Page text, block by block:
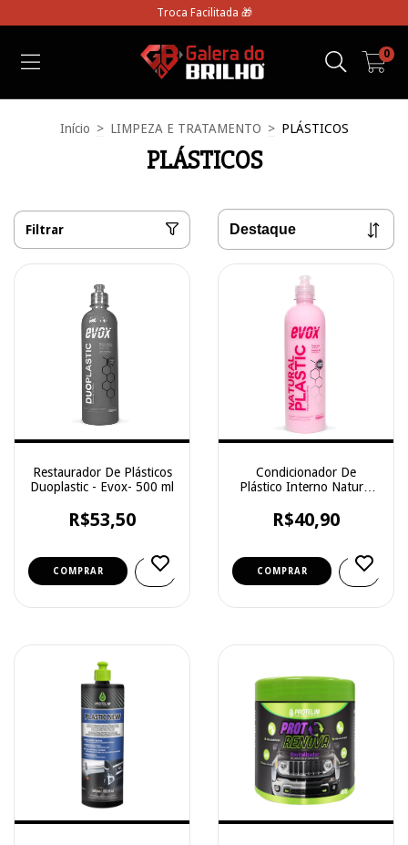
Troca Facilitada 🎁
0
Início > LIMPEZA E TRATAMENTO > PLÁSTICOS
PLÁSTICOS
Filtrar
Restaurador De Plásticos
Duoplastic - Evox- 500 ml
R$53,50
Condicionador De
Plástico Interno Natural
R$40,90